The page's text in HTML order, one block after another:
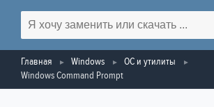
Главная Windows
ОС и утилиты
Windows Command Prompt